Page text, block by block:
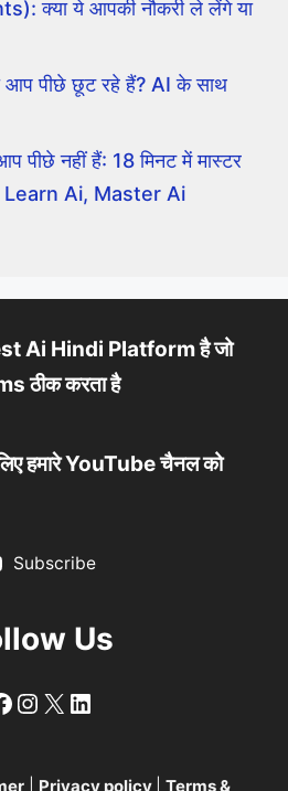
क्या ये आपकी नौकरी ले लेंगे या
पीछे छूट रहे हैं? AI के साथ
पीछे नहीं हैं: 18 मिनट में मास्टर
Learn Ai, Master Ai
Ai Hindi Platform है जो
ठीक करता है
हमारे YouTube चैनल को
Subscribe
Us
Follow
X LinkedIn
| Privacy policy Terms &